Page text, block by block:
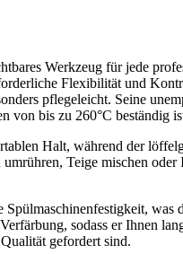
Werkzeug für jede
Flexibilität und
pflegeleicht. Seine
von bis zu 260°C beständig
Halt, während der
Teige mischen
sodass er Ihnen
gefordert sind.